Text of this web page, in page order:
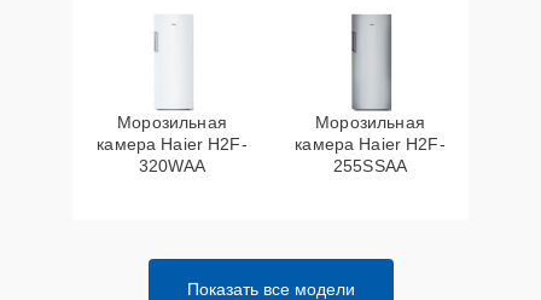
Морозильная
камера Haier H2F-
320WAA
Морозильная
камера Haier H2F-
255SSAA
Показать все модели